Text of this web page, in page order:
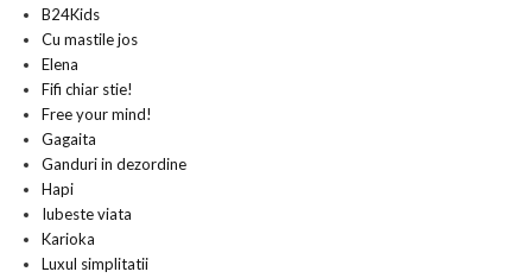
B24Kids
Cu mastile jos
Elena
Fifi chiar stie!
Free your mind!
Gagaita
Ganduri in dezordine
Hapi
Iubeste viata
Karioka
Luxul simplitatii